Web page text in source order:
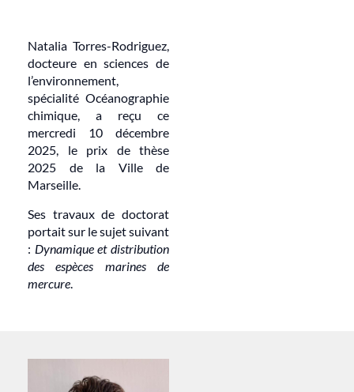
Natalia Torres-Rodriguez,
docteure en sciences de
l’environnement,
spécialité Océanographie
chimique, a reçu ce
mercredi 10 décembre
2025, le prix de thèse
2025 de la Ville de
Marseille.
Ses travaux de doctorat
portait sur le sujet suivant
: Dynamique et distribution
des espèces marines de
mercure